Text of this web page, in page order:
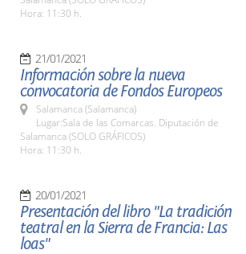
Hora: 11:30 h.
21/01/2021
Información sobre la nueva
convocatoria de Fondos Europeos
Salamanca (Salamanca)
Lugar:Sala de las Comarcas. Diputación de
Salamanca (SOLO GRÁFICOS)
Hora: 11:30 h.
20/01/2021
Presentación del libro "La tradición
teatral en la Sierra de Francia: Las
loas"